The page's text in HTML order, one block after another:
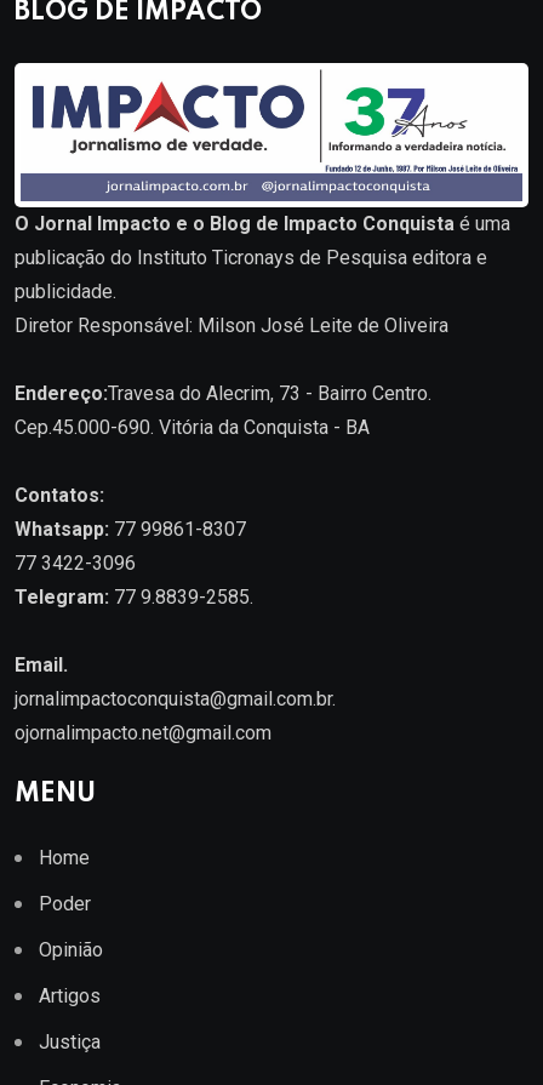
BLOG DE IMPACTO
O Jornal Impacto e o Blog de Impacto Conquista é uma
publicação do Instituto Ticronays de Pesquisa editora e
publicidade.
Diretor Responsável: Milson José Leite de Oliveira
Endereço:Travesa do Alecrim, 73 - Bairro Centro.
Cep.45.000-690. Vitória da Conquista - BA
Contatos:
Whatsapp: 77 99861-8307
77 3422-3096
Telegram: 77 9.8839-2585.
Email.
jornalimpactoconquista@gmail.com.br.
ojornalimpacto.net@gmail.com
MENU
Home
Poder
Opinião
Artigos
Justiça